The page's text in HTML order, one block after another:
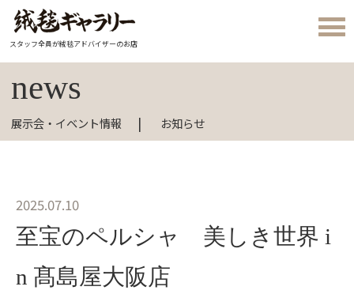
スタッフ全員が絨毯アドバイザーのお店
news
展示会・イベント情報 お知らせ
2025.07.10
至宝のペルシャ 美しき世界 i
n 髙島屋大阪店